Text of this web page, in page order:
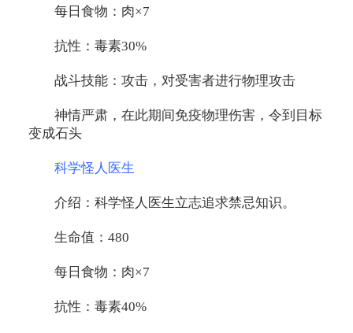
每日食物：肉×7
抗性：毒素30%
战斗技能：攻击，对受害者进行物理攻击
神情严肃，在此期间免疫物理伤害，令到目标
变成石头
科学怪人医生
介绍：科学怪人医生立志追求禁忌知识。
生命值：480
每日食物：肉×7
抗性：毒素40%